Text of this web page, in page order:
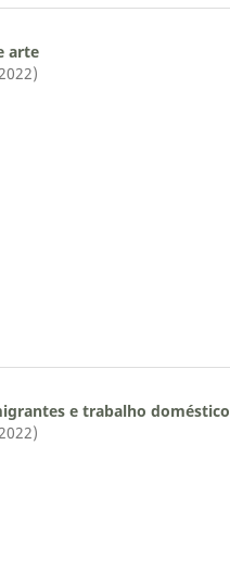
arte
e trabalho doméstico